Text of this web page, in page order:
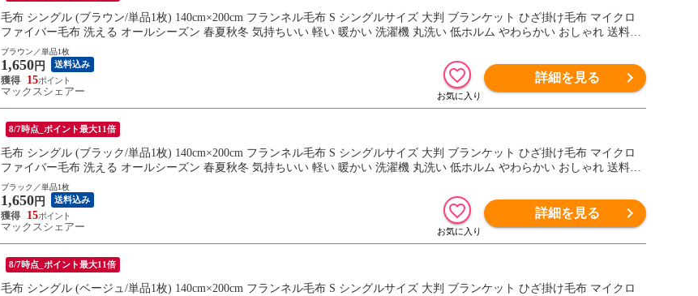
毛布 シングル (ブラウン/単品1枚) 140cm×200cm フランネル毛布 S シングルサイズ 大判 ブランケット ひざ掛け毛布 マイクロ
ファイバー毛布 洗える オールシーズン 春夏秋冬 気持ちいい 軽い 暖かい 洗濯機 丸洗い 低ホルム やわらかい おしゃれ 送料無
料
ブラウン／単品1枚
1,650 円 送料込み
15
マックスシェアー
詳細を見る
8/7時点_ポイント最大11倍
毛布 シングル (ブラック/単品1枚) 140cm×200cm フランネル毛布 S シングルサイズ 大判 ブランケット ひざ掛け毛布 マイクロ
ファイバー毛布 洗える オールシーズン 春夏秋冬 気持ちいい 軽い 暖かい 洗濯機 丸洗い 低ホルム やわらかい おしゃれ 送料無
料
ブラック／単品1枚
1,650 円 送料込み
15
マックスシェアー
詳細を見る
8/7時点_ポイント最大11倍
毛布 シングル (ベージュ/単品1枚) 140cm×200cm フランネル毛布 S シングルサイズ 大判 ブランケット ひざ掛け毛布 マイクロ